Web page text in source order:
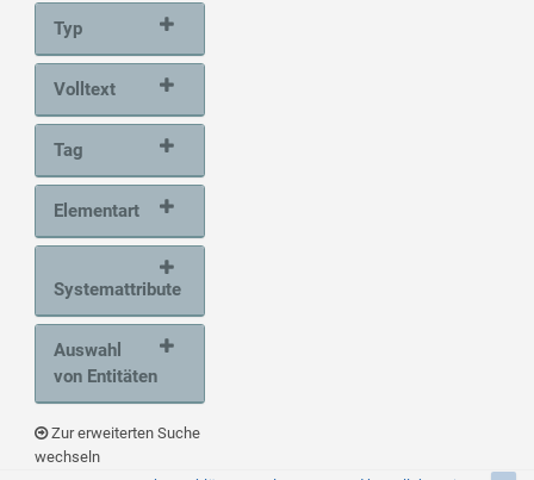
Typ
Volltext
Tag
Elementart
Systemattribute
Auswahl
von Entitäten
Zur erweiterten Suche
wechseln